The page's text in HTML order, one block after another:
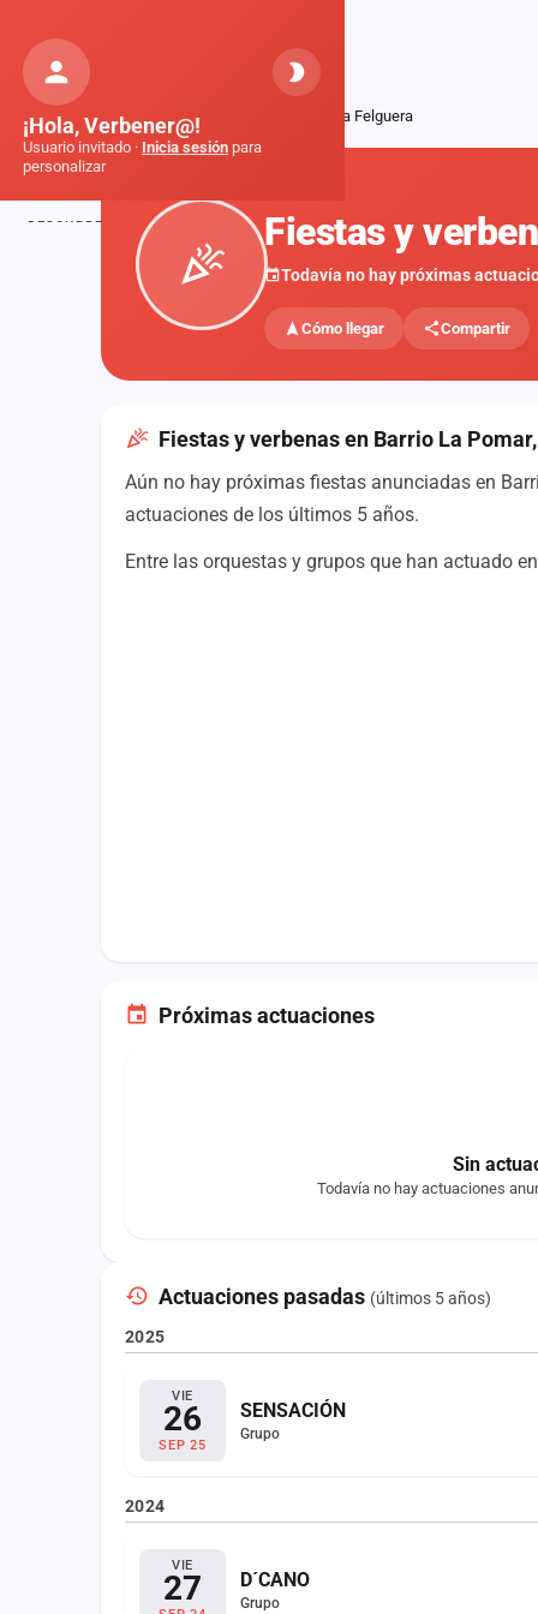
Inicio Fiestas Barrio La Pomar, La Felguera
Fiestas y
Todavía no hay próximas
Cómo llegar Compartir
Fiestas y verbenas en Barrio La
Aún no hay próximas fiestas anunciadas en
actuaciones de los últimos 5 años.
Entre las orquestas y grupos que han actuado
Próximas actuaciones
Sin
Todavía no hay actuaciones
Actuaciones pasadas (últimos 5 años)
2025
VIE
26
SEP 25
SENSACIÓN
Grupo
2024
VIE
27 D´CANO
Grupo
¡Hola, Verbener@!
Usuario invitado · Inicia sesión para
personalizar
DESCUBRE
Formaciones
Componentes